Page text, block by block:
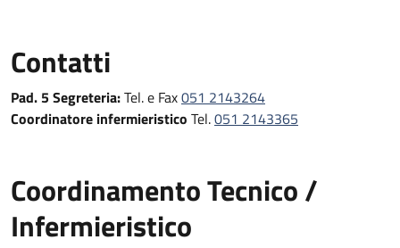
Fornisce prestazioni endoscopiche diagnostiche e terapeutiche
in urgenza, in elezione e follow-up
Contatti
Pad. 5 Segreteria:Tel. e Fax051 2143264
Coordinatore infermieristico Tel.051 2143365
Coordinamento Tecnico /
Infermieristico